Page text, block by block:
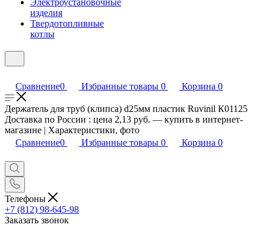
Электроустановочные
изделия
Твердотопливные
котлы
Сравнение0 Избранные товары 0 Корзина 0
Держатель для труб (клипса) d25мм пластик Ruvinil К01125
Доставка по России : цена 2,13 руб. — купить в интернет-
магазине | Характеристики, фото
Сравнение0 Избранные товары 0 Корзина 0
Телефоны
+7 (812) 98-645-98
Заказать звонок